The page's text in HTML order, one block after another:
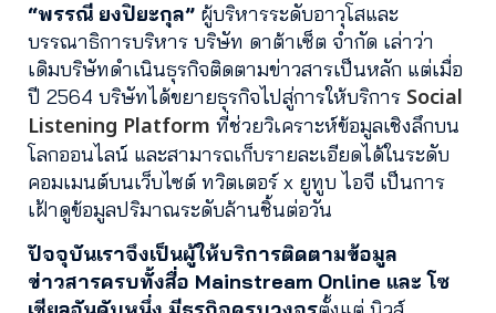
“พรรณี ยงปิยะกุล” ผู้บริหารระดับอาวุโสและ
บรรณาธิการบริหาร บริษัท ดาต้าเซ็ต จำกัด เล่าว่า
เดิมบริษัทดำเนินธุรกิจติดตามข่าวสารเป็นหลัก แต่เมื่อ
ปี 2564 บริษัทได้ขยายธุรกิจไปสู่การให้บริการ Social
Listening Platform ที่ช่วยวิเคราะห์ข้อมูลเชิงลึกบน
โลกออนไลน์ และสามารถเก็บรายละเอียดได้ในระดับ
คอมเมนต์บนเว็บไซต์ ทวิตเตอร์ x ยูทูบ ไอจี เป็นการ
เฝ้าดูข้อมูลปริมาณระดับล้านชิ้นต่อวัน
ปัจจุบันเราจึงเป็นผู้ให้บริการติดตามข้อมูล
ข่าวสารครบทั้งสื่อ Mainstream Online และ โซ